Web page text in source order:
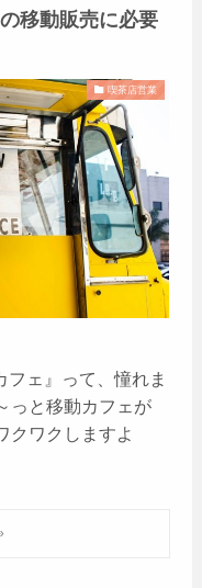
移動販売に必要
喫茶店営業
ェ』って、憧れま
っと移動カフェが
クワクしますよ